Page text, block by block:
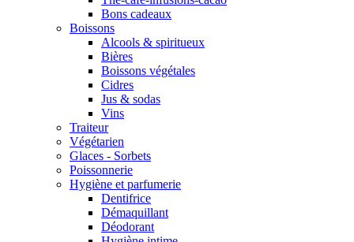
Bons cadeaux
Boissons
Alcools & spiritueux
Bières
Boissons végétales
Cidres
Jus & sodas
Vins
Traiteur
Végétarien
Glaces - Sorbets
Poissonnerie
Hygiène et parfumerie
Dentifrice
Démaquillant
Déodorant